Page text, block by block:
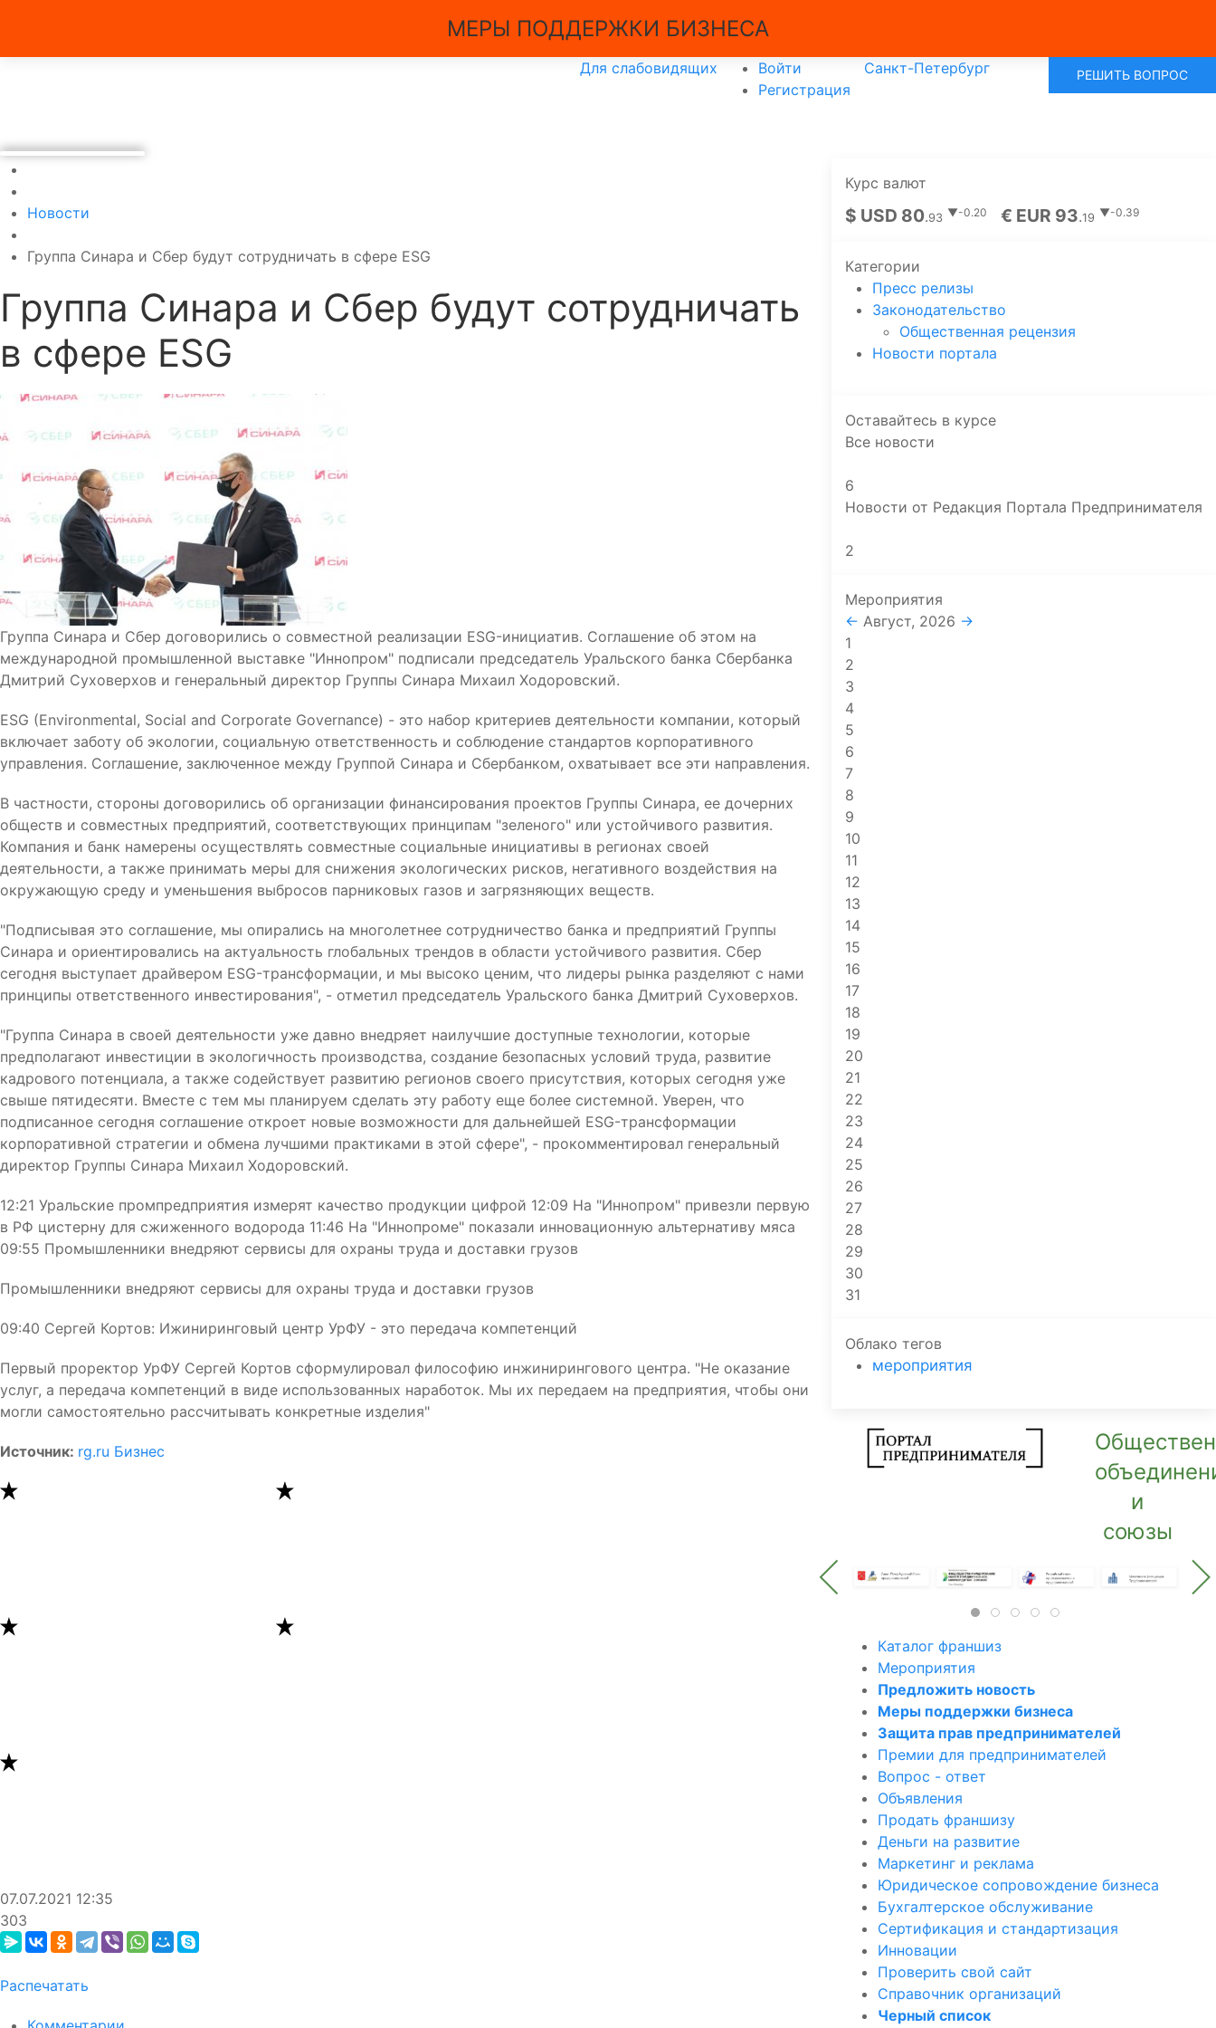
МЕРЫ ПОДДЕРЖКИ БИЗНЕСА
Для слабовидящих
Войти
Регистрация
Санкт-Петербург РЕШИТЬ ВОПРОС
Новости
Группа Синара и Сбер будут сотрудничать в сфере ESG
Группа Синара и Сбер будут сотрудничать
в сфере ESG
Группа Синара и Сбер договорились о совместной реализации ESG-инициатив. Соглашение об этом на
международной промышленной выставке "Иннопром" подписали председатель Уральского банка Сбербанка
Дмитрий Суховерхов и генеральный директор Группы Синара Михаил Ходоровский.
ESG (Environmental, Social and Corporate Governance) - это набор критериев деятельности компании, который
включает заботу об экологии, социальную ответственность и соблюдение стандартов корпоративного
управления. Соглашение, заключенное между Группой Синара и Сбербанком, охватывает все эти направления.
В частности, стороны договорились об организации финансирования проектов Группы Синара, ее дочерних
обществ и совместных предприятий, соответствующих принципам "зеленого" или устойчивого развития.
Компания и банк намерены осуществлять совместные социальные инициативы в регионах своей
деятельности, а также принимать меры для снижения экологических рисков, негативного воздействия на
окружающую среду и уменьшения выбросов парниковых газов и загрязняющих веществ.
"Подписывая это соглашение, мы опирались на многолетнее сотрудничество банка и предприятий Группы
Синара и ориентировались на актуальность глобальных трендов в области устойчивого развития. Сбер
сегодня выступает драйвером ESG-трансформации, и мы высоко ценим, что лидеры рынка разделяют с нами
принципы ответственного инвестирования", - отметил председатель Уральского банка Дмитрий Суховерхов.
"Группа Синара в своей деятельности уже давно внедряет наилучшие доступные технологии, которые
предполагают инвестиции в экологичность производства, создание безопасных условий труда, развитие
кадрового потенциала, а также содействует развитию регионов своего присутствия, которых сегодня уже
свыше пятидесяти. Вместе с тем мы планируем сделать эту работу еще более системной. Уверен, что
подписанное сегодня соглашение откроет новые возможности для дальнейшей ESG-трансформации
корпоративной стратегии и обмена лучшими практиками в этой сфере", - прокомментировал генеральный
директор Группы Синара Михаил Ходоровский.
12:21 Уральские промпредприятия измерят качество продукции цифрой 12:09 На "Иннопром" привезли первую
в РФ цистерну для сжиженного водорода 11:46 На "Иннопроме" показали инновационную альтернативу мяса
09:55 Промышленники внедряют сервисы для охраны труда и доставки грузов
Промышленники внедряют сервисы для охраны труда и доставки грузов
09:40 Сергей Кортов: Ижиниринговый центр УрФУ - это передача компетенций
Первый проректор УрФУ Сергей Кортов сформулировал философию инжинирингового центра. "Не оказание
услуг, а передача компетенций в виде использованных наработок. Мы их передаем на предприятия, чтобы они
могли самостоятельно рассчитывать конкретные изделия"
Источник: rg.ru Бизнес
07.07.2021 12:35
303
Распечатать
Курс валют
$ USD 80.93 ▼-0.20 € EUR 93.19 ▼-0.39
Категории
Пресс релизы
Законодательство
Общественная рецензия
Новости портала
Оставайтесь в курсе
Все новости
6
Новости от Редакция Портала Предпринимателя
2
Мероприятия
← Август, 2026 →
1
2
3
4
5
6
7
8
9
10
11
12
13
14
15
16
17
18
19
20
21
22
23
24
25
26
27
28
29
30
31
Облако тегов
мероприятия
и
союзы
Каталог франшиз
Мероприятия
Предложить новость
Меры поддержки бизнеса
Защита прав предпринимателей
Премии для предпринимателей
Вопрос - ответ
Объявления
Продать франшизу
Деньги на развитие
Маркетинг и реклама
Юридическое сопровождение бизнеса
Бухгалтерское обслуживание
Сертификация и стандартизация
Инновации
Проверить свой сайт
Справочник организаций
Черный список